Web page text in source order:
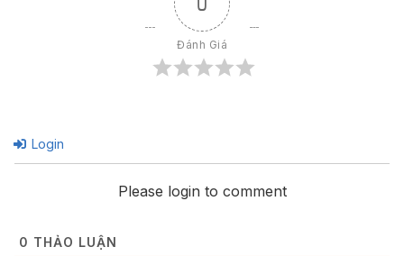
Đánh Giá
Login
Please login to comment
0 THẢO LUẬN